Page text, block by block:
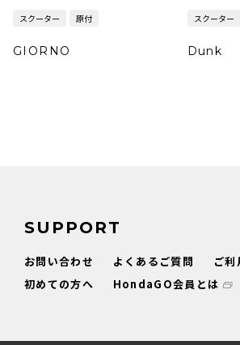
スクーター 原付
GIORNO
スクーター
Dunk
SUPPORT
お問い合わせ よくあるご質問
ご利
初めての方へ
HondaGO会員とは